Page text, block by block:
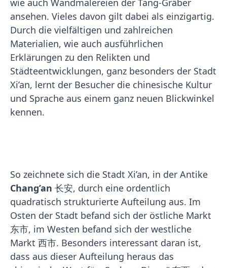
wie auch Wandmalereien der Tang-Gräber
ansehen. Vieles davon gilt dabei als einzigartig.
Durch die vielfältigen und zahlreichen
Materialien, wie auch ausführlichen
Erklärungen zu den Relikten und
Städteentwicklungen, ganz besonders der Stadt
Xi’an, lernt der Besucher die chinesische Kultur
und Sprache aus einem ganz neuen Blickwinkel
kennen.
So zeichnete sich die Stadt Xi’an, in der Antike
Chang’an 长安, durch eine ordentlich
quadratisch strukturierte Aufteilung aus. Im
Osten der Stadt befand sich der östliche Markt
东市, im Westen befand sich der westliche
Markt 西市. Besonders interessant daran ist,
dass aus dieser Aufteilung heraus das